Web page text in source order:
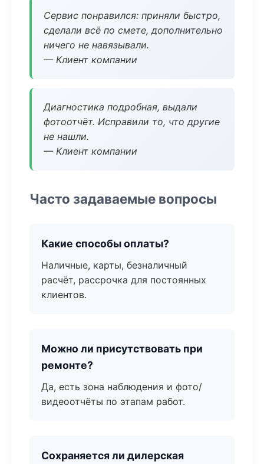
Сервис понравился: приняли быстро,
сделали всё по смете, дополнительно
ничего не навязывали.
— Клиент компании
Диагностика подробная, выдали
фотоотчёт. Исправили то, что другие
не нашли.
— Клиент компании
Часто задаваемые вопросы
Какие способы оплаты?
Наличные, карты, безналичный
расчёт, рассрочка для постоянных
клиентов.
Можно ли присутствовать при
ремонте?
Да, есть зона наблюдения и фото/
видеоотчёты по этапам работ.
Сохраняется ли дилерская